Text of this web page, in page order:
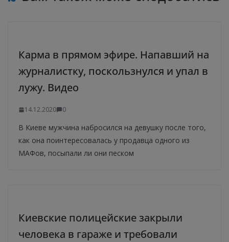
Карма в прямом эфире. Напавший на
журналистку, поскользнулся и упал в
лужу. Видео
14.12.2020 0
В Киеве мужчина набросился на девушку после того,
как она поинтересовалась у продавца одного из
МАФов, посыпали ли они песком
Киевские полицейские закрыли
человека в гараже и требовали